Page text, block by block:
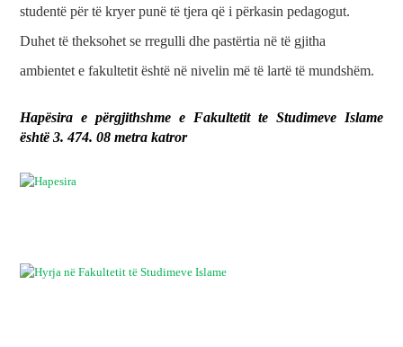
studentë për të kryer punë të tjera që i përkasin pedagogut.
Duhet të theksohet se rregulli dhe pastërtia në të gjitha
ambientet e fakultetit është në nivelin më të lartë të mundshëm.
Hapësira e përgjithshme e Fakultetit te Studimeve Islame
është 3. 474. 08 metra katror